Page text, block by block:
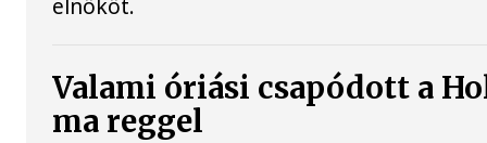
elnököt.
Valami óriási csapódott a
ma reggel